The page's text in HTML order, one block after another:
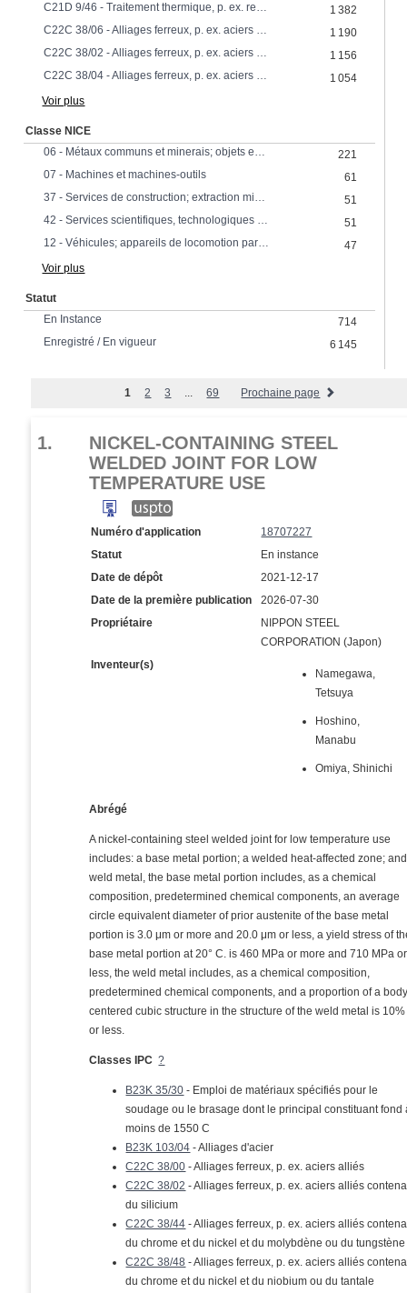
C21D 9/46 - Traitement thermique, p. ex. recuit, durcissement, trempe ou revenu, adapté à des objets particuliersFours à cet effet pour tôles
1 382
C22C 38/06 - Alliages ferreux, p. ex. aciers alliés contenant de l'aluminium
1 190
C22C 38/02 - Alliages ferreux, p. ex. aciers alliés contenant du silicium
1 156
C22C 38/04 - Alliages ferreux, p. ex. aciers alliés contenant du manganèse
1 054
Voir plus
Classe NICE
06 - Métaux communs et minerais; objets en métal
221
07 - Machines et machines-outils
61
37 - Services de construction; extraction minière; installation et réparation
51
42 - Services scientifiques, technologiques et industriels, recherche et conception
51
12 - Véhicules; appareils de locomotion par terre, par air ou par eau; parties de véhicules
47
Voir plus
Statut
En Instance
714
Enregistré / En vigueur
6 145
1 2 3 ...69 Prochaine page
1.
NICKEL-CONTAINING STEEL
WELDED JOINT FOR LOW
TEMPERATURE USE
Numéro d'application
18707227
Statut
En instance
Date de dépôt
2021-12-17
Date de la première publication
2026-07-30
Propriétaire
NIPPON STEEL
CORPORATION (Japon)
Inventeur(s)
Namegawa,
Tetsuya
Hoshino,
Manabu
Omiya, Shinichi
Abrégé
A nickel-containing steel welded joint for low temperature use
includes: a base metal portion; a welded heat-affected zone;
weld metal, the base metal portion includes, as a chemical
composition, predetermined chemical components, an average
circle equivalent diameter of prior austenite of the base metal
portion is 3.0 μm or more and 20.0 μm or less, a yield stress of
base metal portion at 20° C. is 460 MPa or more and 710 MPa or
less, the weld metal includes, as a chemical composition,
predetermined chemical components, and a proportion of a
centered cubic structure in the structure of the weld metal is 10%
or less.
Classes IPC ?
B23K 35/30 - Emploi de matériaux spécifiés pour le
soudage ou le brasage dont le principal constituant fond
moins de 1550 C
B23K 103/04 - Alliages d'acier
C22C 38/00 - Alliages ferreux, p. ex. aciers alliés
C22C 38/02 - Alliages ferreux, p. ex. aciers alliés
du silicium
C22C 38/44 - Alliages ferreux, p. ex. aciers alliés
du chrome et du nickel et du molybdène ou du tungstène
C22C 38/48 - Alliages ferreux, p. ex. aciers alliés
du chrome et du nickel et du niobium ou du tantale